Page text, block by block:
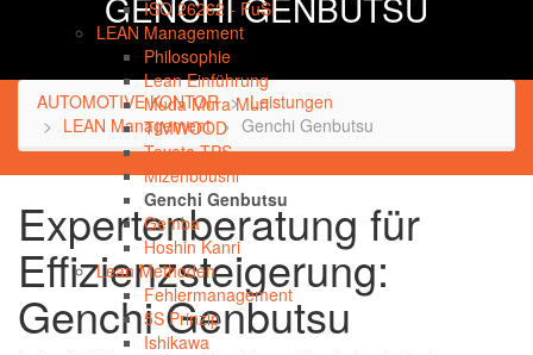
ISO 26262 - FuSi
LEAN Management
Philosophie
Lean Einführung
Muda Mura Muri
TIMWOOD
Toyota TPS
Mizenboushi
Genchi Genbutsu
Gemba
Hoshin Kanri
Lean Methoden
Fehlermanagement
5S Prinzip
Ishikawa
AUTOMOTIVE KONTOR
Leistungen
LEAN Management
Genchi Genbutsu
Expertenberatung für
Effizienzsteigerung:
Genchi Genbutsu